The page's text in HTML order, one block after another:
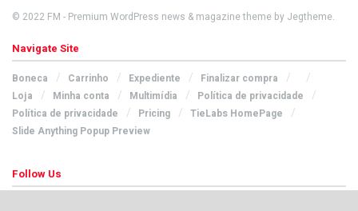
© 2022 FM - Premium WordPress news & magazine theme by Jegtheme.
Navigate Site
Boneca Carrinho Expediente
Finalizar compra
Loja
Minha conta Multimídia
Política de privacidade
Política de privacidade
Pricing
TieLabs HomePage
Slide Anything Popup Preview
Follow Us